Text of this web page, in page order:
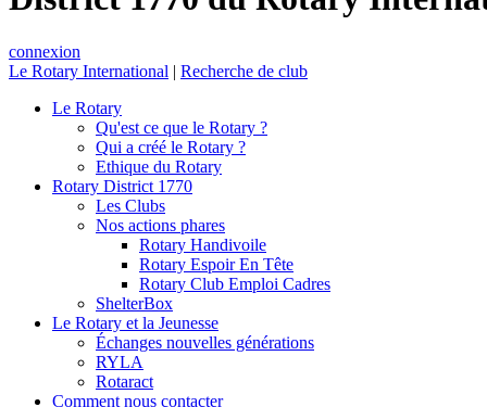
connexion
Le Rotary International | Recherche de club
Le Rotary
Qu'est ce que le Rotary ?
Qui a créé le Rotary ?
Ethique du Rotary
Rotary District 1770
Les Clubs
Nos actions phares
Rotary Handivoile
Rotary Espoir En Tête
Rotary Club Emploi Cadres
ShelterBox
Le Rotary et la Jeunesse
Échanges nouvelles générations
RYLA
Rotaract
Comment nous contacter